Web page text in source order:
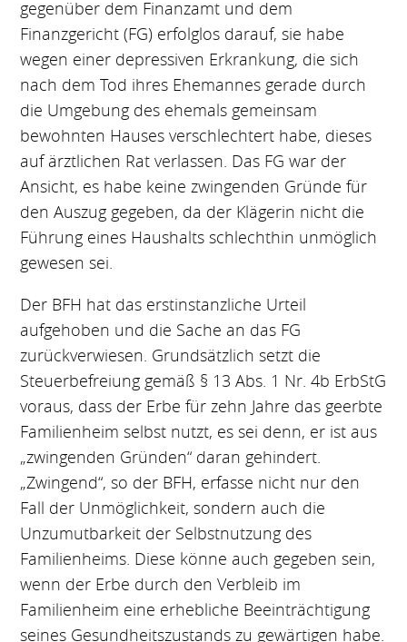
gegenüber dem Finanzamt und dem
Finanzgericht (FG) erfolglos darauf, sie habe
wegen einer depressiven Erkrankung, die sich
nach dem Tod ihres Ehemannes gerade durch
die Umgebung des ehemals gemeinsam
bewohnten Hauses verschlechtert habe, dieses
auf ärztlichen Rat verlassen. Das FG war der
Ansicht, es habe keine zwingenden Gründe für
den Auszug gegeben, da der Klägerin nicht die
Führung eines Haushalts schlechthin unmöglich
gewesen sei.
Der BFH hat das erstinstanzliche Urteil
aufgehoben und die Sache an das FG
zurückverwiesen. Grundsätzlich setzt die
Steuerbefreiung gemäß § 13 Abs. 1 Nr. 4b ErbStG
voraus, dass der Erbe für zehn Jahre das geerbte
Familienheim selbst nutzt, es sei denn, er ist aus
„zwingenden Gründen“ daran gehindert.
„Zwingend“, so der BFH, erfasse nicht nur den
Fall der Unmöglichkeit, sondern auch die
Unzumutbarkeit der Selbstnutzung des
Familienheims. Diese könne auch gegeben sein,
wenn der Erbe durch den Verbleib im
Familienheim eine erhebliche Beeinträchtigung
seines Gesundheitszustands zu gewärtigen habe.